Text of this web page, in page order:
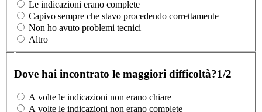
Le indicazioni erano complete
Capivo sempre che stavo procedendo correttamente
Non ho avuto problemi tecnici
Altro
Dove hai incontrato le maggiori difficoltà?1/2
A volte le indicazioni non erano chiare
A volte le indicazioni non erano complete